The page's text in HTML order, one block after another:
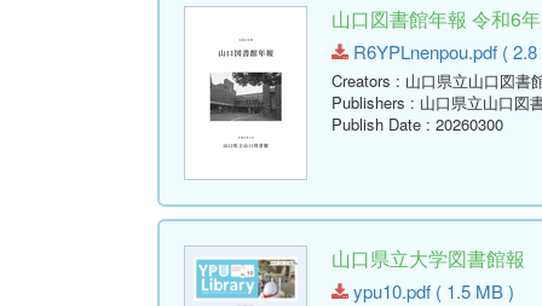
山口図書館年報 令和6
R6YPLnenpou.pdf (
Creators : 山口県立山口図書
Publishers : 山口県立山口図
Publish Date : 20260300
山口県立大学図書館報
ypu10.pdf ( 1.5 MB )